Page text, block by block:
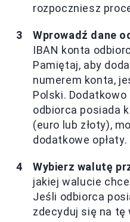
rozpoczniesz
Wprowadź dane
IBAN konta
Pamiętaj, aby
numerem konta,
Polski.
odbiorca posiada
(euro lub złoty),
dodatkowe opłaty.
Wybierz walutę
jakiej walucie
Jeśli odbiorca
zdecyduj się na tę